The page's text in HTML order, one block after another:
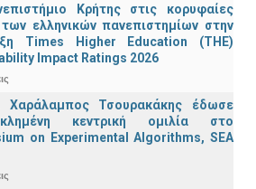
Κρήτης στις κορυφαίες
ελληνικών πανεπιστημίων στην
Times Higher Education (ΤΗΕ)
Impact Ratings 2026
Τσουρακάκης έδωσε
κεντρική ομιλία στο
on Experimental Algorithms, SEA